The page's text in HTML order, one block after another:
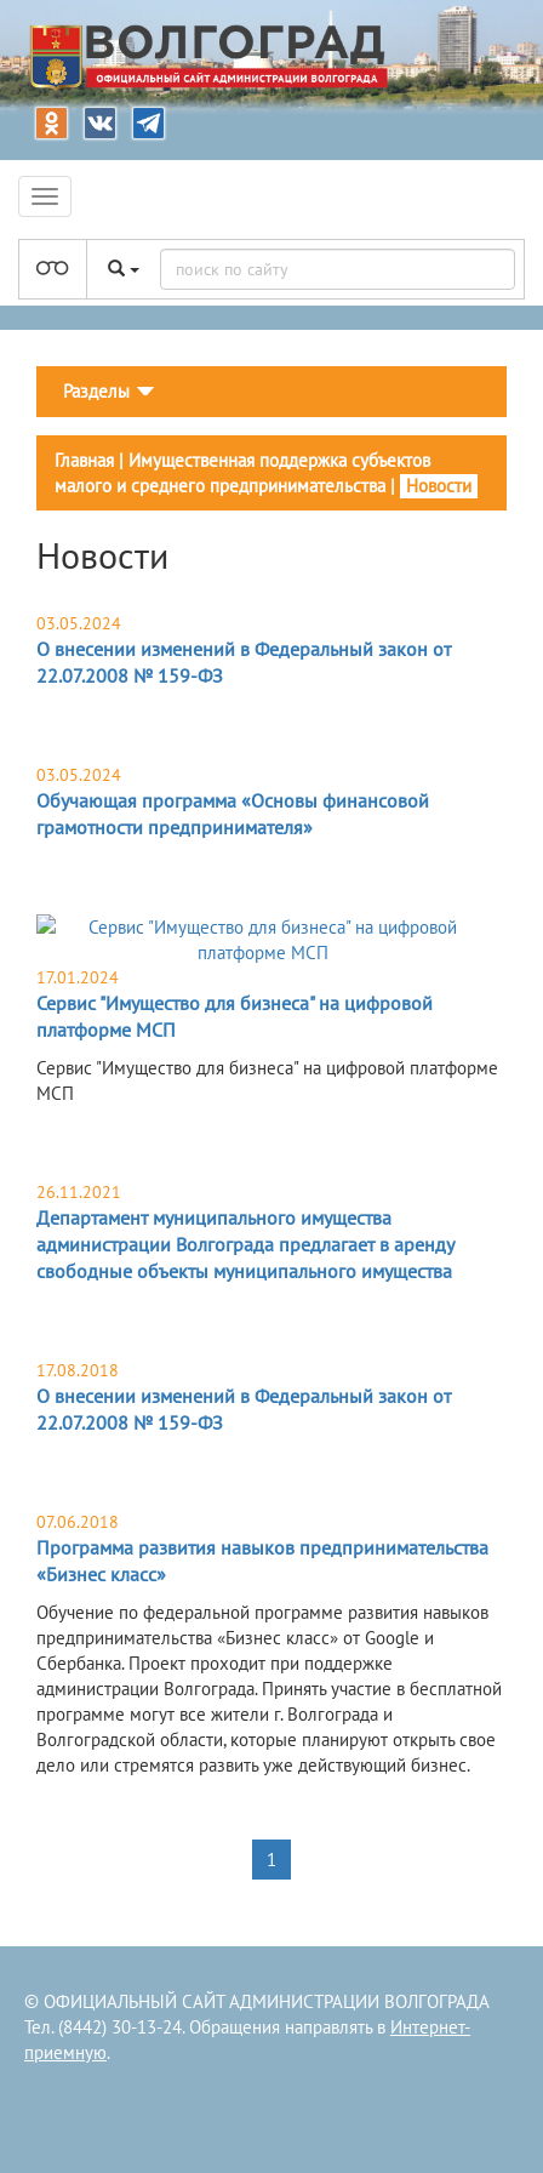
Разделы
Главная | Имущественная поддержка субъектов
малого и среднего предпринимательства | Новости
Новости
03.05.2024
О внесении изменений в Федеральный закон от
22.07.2008 № 159-ФЗ
03.05.2024
Обучающая программа «Основы финансовой
грамотности предпринимателя»
17.01.2024
Сервис "Имущество для бизнеса" на цифровой
платформе МСП
Сервис "Имущество для бизнеса" на цифровой платформе
МСП
26.11.2021
Департамент муниципального имущества
администрации Волгограда предлагает в аренду
свободные объекты муниципального имущества
17.08.2018
О внесении изменений в Федеральный закон от
22.07.2008 № 159-ФЗ
07.06.2018
Программа развития навыков предпринимательства
«Бизнес класс»
Обучение по федеральной программе развития навыков
предпринимательства «Бизнес класс» от Google и
Сбербанка. Проект проходит при поддержке
администрации Волгограда. Принять участие в бесплатной
программе могут все жители г. Волгограда и
Волгоградской области, которые планируют открыть свое
дело или стремятся развить уже действующий бизнес.
1
© ОФИЦИАЛЬНЫЙ САЙТ АДМИНИСТРАЦИИ ВОЛГОГРАДА
Тел. (8442) 30-13-24. Обращения направлять в Интернет-
приемную.